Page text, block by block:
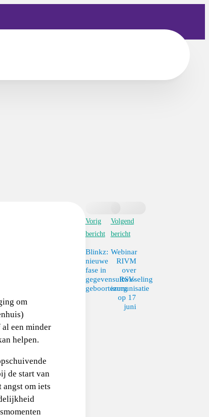
om
een minder
helpen.
de start van
om iets
Vorig
bericht
Blinkz:
nieuwe
fase in
gegevensuitwisseling
geboortezorg
Volgend
bericht
Webinar
RIVM
over
RSV-
immunisatie
op 17
juni